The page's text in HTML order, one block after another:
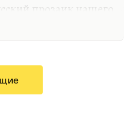
прозаик нашего
Он может
а потом шедевр. И
лиц, мне кажется,
всё-таки уважать